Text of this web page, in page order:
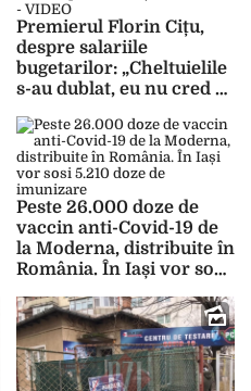
Premierul Florin Cițu,
despre salariile
bugetarilor: „Cheltuielile
s-au dublat, eu nu cred că
– VIDEO
Peste 26.000 doze de
vaccin anti-Covid-19 de
la Moderna, distribuite în
România. În Iași vor sosi